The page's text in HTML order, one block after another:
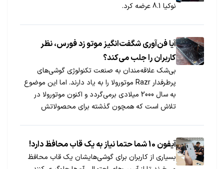
نوکیا 8.1 عرضه کرد.
آیا فن‌آوری شگفت‌انگیز موتو زد فورس، نظر
کاربران را جلب می‌کند؟
بی‌شک علاقه‌مندان به صنعت تکنولوژی گوشی‌های
پرطرفدار Razr موتورولا را به یاد دارند. اما این موضوع
به سال 2000 میلادی برمی‌گردد و اکنون موتورولا در
تلاش است که همچون گذشته برای محصولاتش
می‌یابد.
آیفون 10 شما حتما نیاز به یک قاب محافظ دارد!
بسیاری از کاربران برای گوشی‌هایشان یک قاب محافظ